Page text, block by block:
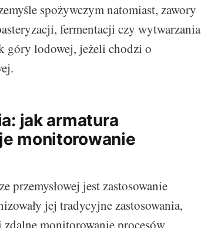
spożywczym natomiast, zawory
fermentacji czy wytwarzania
góry lodowej, jeżeli chodzi o
jak armatura
monitorowanie
przemysłowej jest zastosowanie
jej tradycyjne zastosowania,
monitorowanie procesów